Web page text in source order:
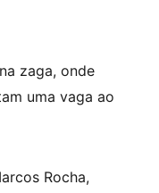
zaga, onde
uma vaga ao
Rocha,